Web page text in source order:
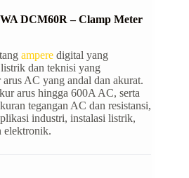
DCM60R – Clamp Meter
ampere digital yang
dan teknisi yang
AC yang andal dan akurat.
arus hingga 600A AC, serta
tegangan AC dan resistansi,
industri, instalasi listrik,
elektronik.